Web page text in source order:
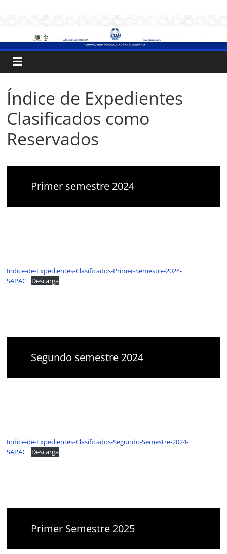
S
A
P
A
C
Sistema
Alcantarillado
del
Índice de Expedientes
Clasificados como
Reservados
Primer semestre 2024
Indice-de-Expedientes-Clasificados-Primer-Semestre-2024-
SAPAC
Descarga
Segundo semestre 2024
Indice-de-Expedientes-Clasificados-Segundo-Semestre-2024-
SAPAC
Descarga
Primer Semestre 2025